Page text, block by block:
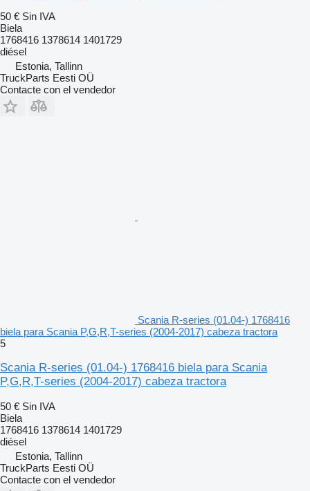
50 € Sin IVA
Biela
1768416 1378614 1401729
diésel
Estonia, Tallinn
TruckParts Eesti OÜ
Contacte con el vendedor
Scania R-series (01.04-) 1768416
biela para Scania P,G,R,T-series (2004-2017) cabeza tractora
5
Scania R-series (01.04-) 1768416 biela para Scania
P,G,R,T-series (2004-2017) cabeza tractora
50 € Sin IVA
Biela
1768416 1378614 1401729
diésel
Estonia, Tallinn
TruckParts Eesti OÜ
Contacte con el vendedor